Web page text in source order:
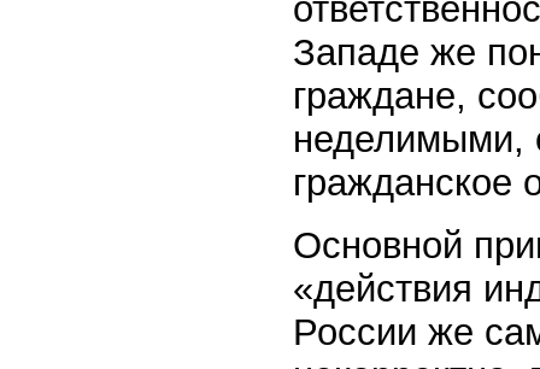
Западе же
граждане,
неделимыми,
гражданское
Основной
«действия
России же